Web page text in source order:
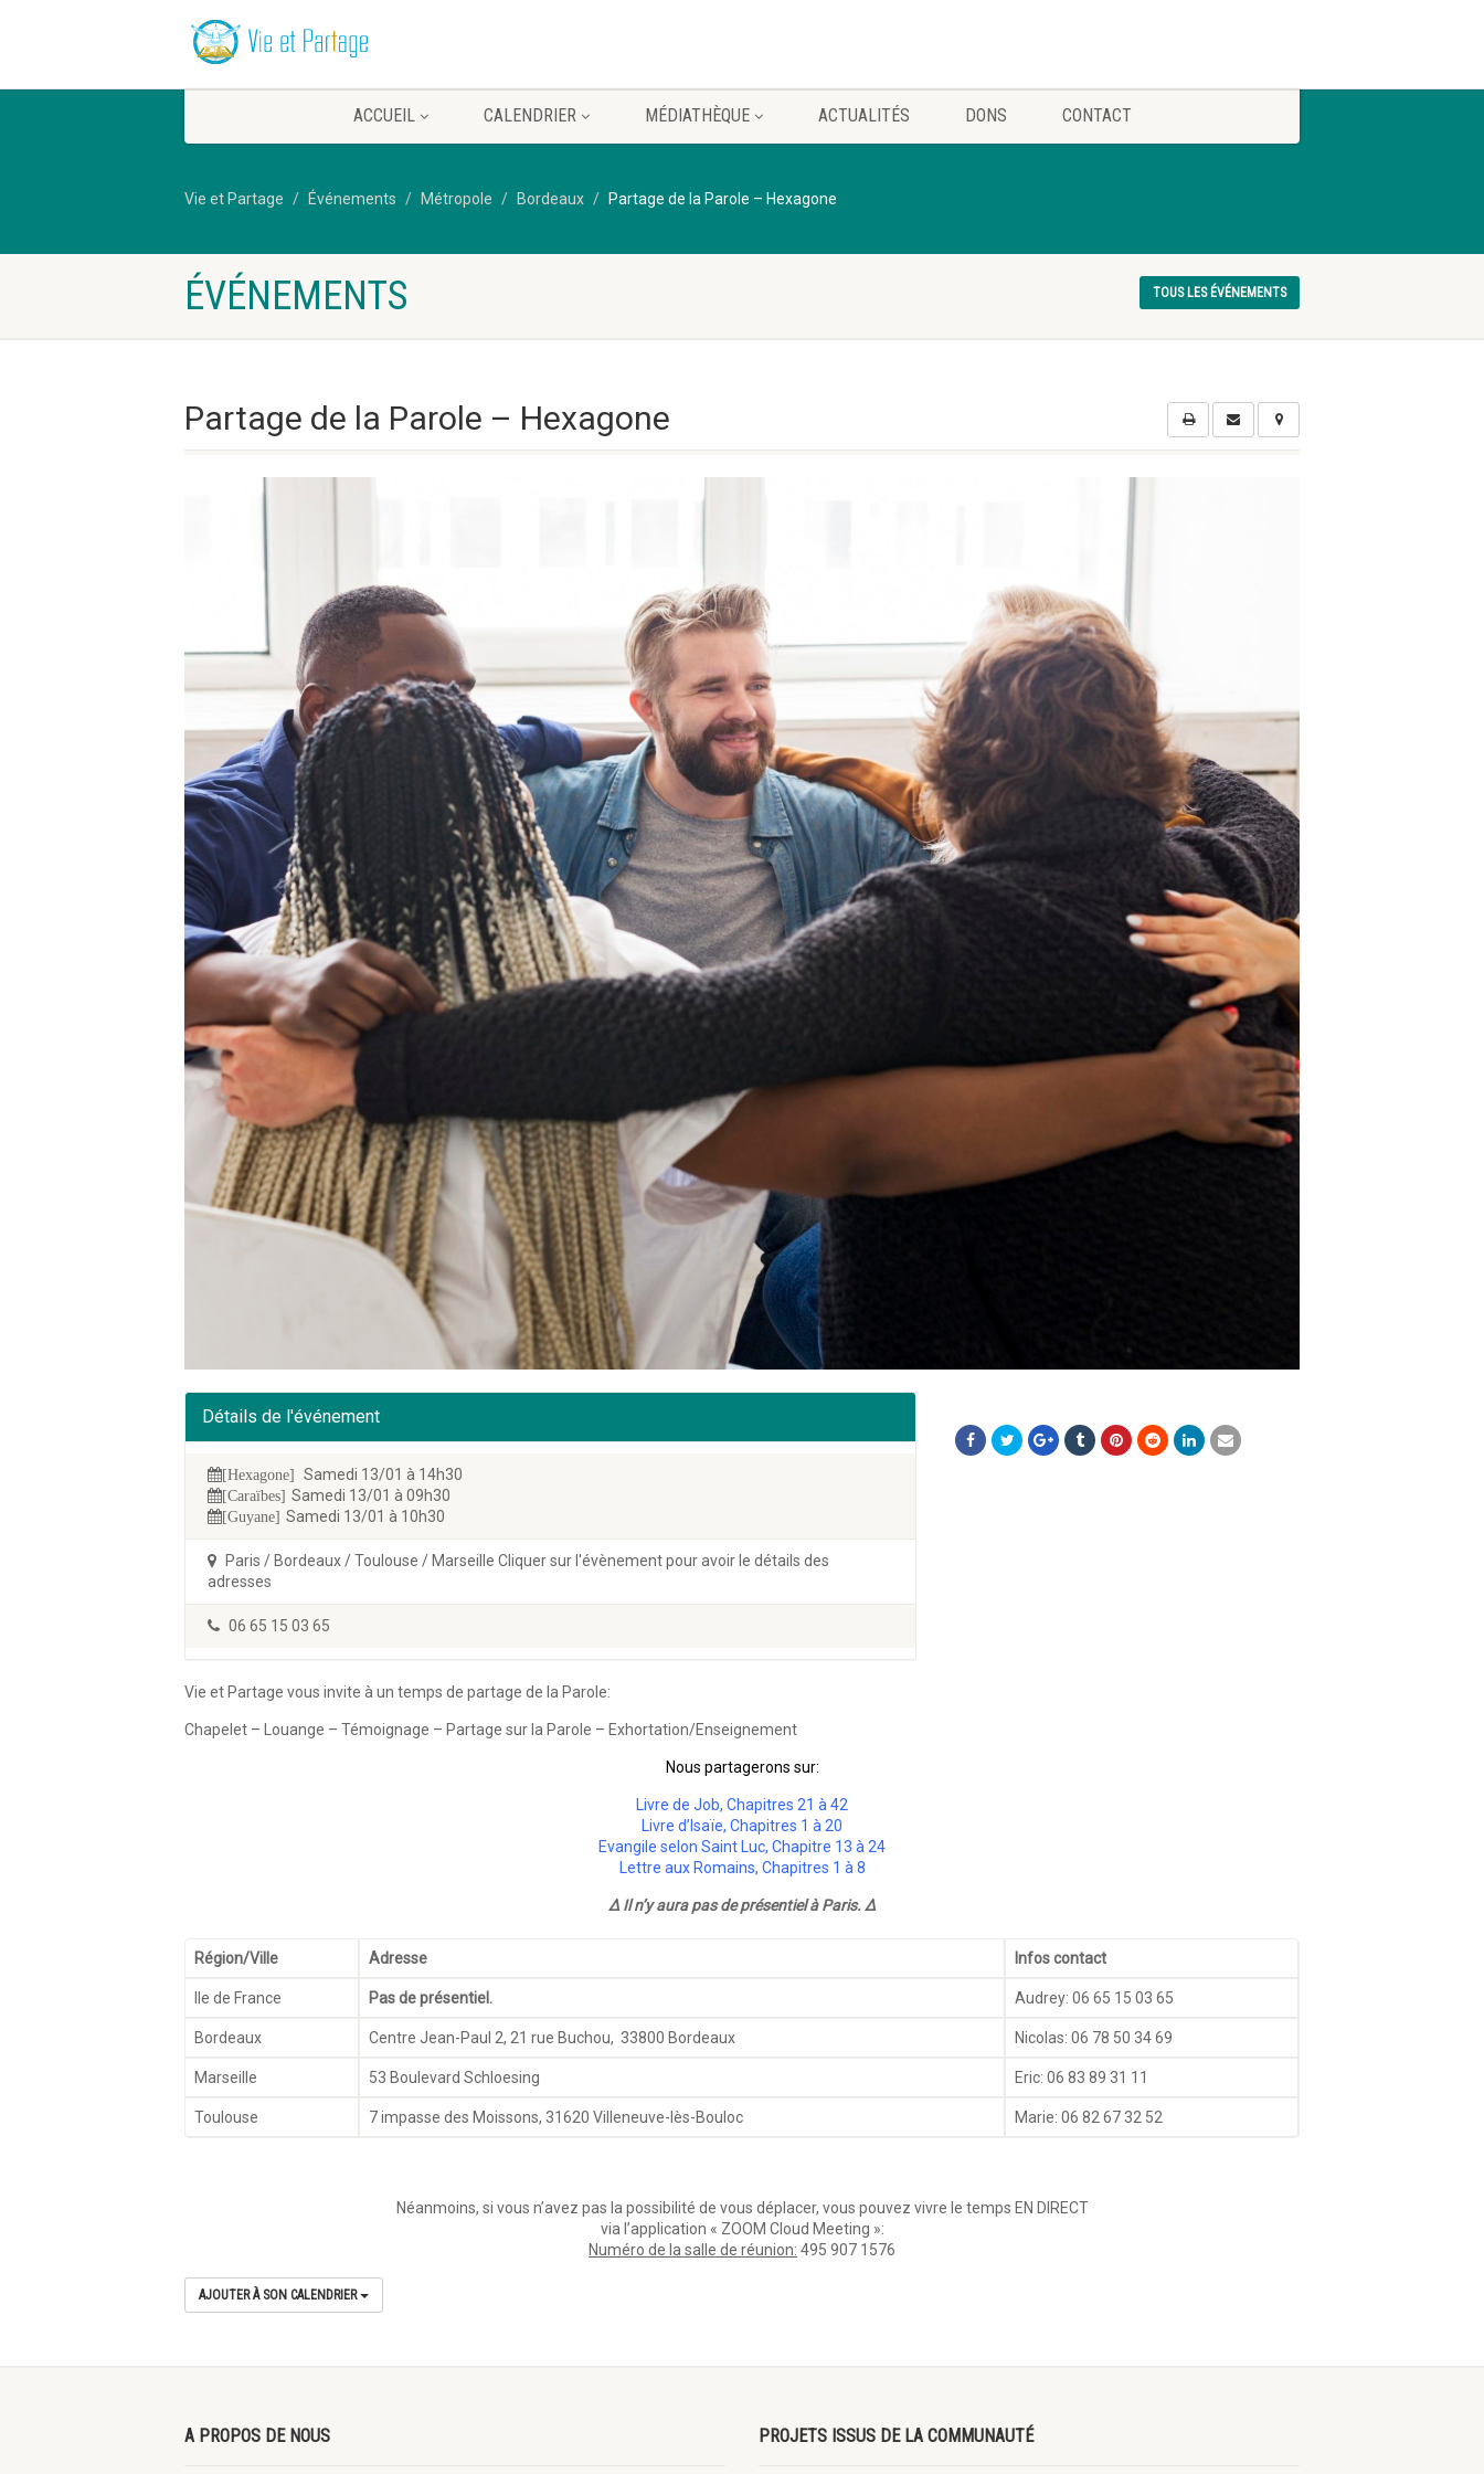
ACCUEIL CALENDRIER MÉDIATHÈQUE ACTUALITÉS DONS CONTACT
Vie et Partage Événements Métropole Bordeaux Partage de la Parole – Hexagone
ÉVÉNEMENTS TOUS LES ÉVÉNEMENTS
Partage de la Parole – Hexagone
Détails de l'événement
[Hexagone] Samedi 13/01 à 14h30
[Caraïbes] Samedi 13/01 à 09h30
[Guyane] Samedi 13/01 à 10h30
Paris / Bordeaux / Toulouse / Marseille Cliquer sur l'évènement pour avoir le détails des
adresses
06 65 15 03 65
Vie et Partage vous invite à un temps de partage de la Parole:
Chapelet – Louange – Témoignage – Partage sur la Parole – Exhortation/Enseignement
Nous partagerons sur:
Livre de Job, Chapitres 21 à 42
Livre d’Isaïe, Chapitres 1 à 20
Evangile selon Saint Luc, Chapitre 13 à 24
Lettre aux Romains, Chapitres 1 à 8
Δ Il n’y aura pas de présentiel à Paris. Δ
Région/Ville Adresse Infos contact
Ile de France Pas de présentiel. Audrey: 06 65 15 03 65
Bordeaux Centre Jean-Paul 2, 21 rue Buchou, 33800 Bordeaux Nicolas: 06 78 50 34 69
Marseille 53 Boulevard Schloesing Eric: 06 83 89 31 11
Toulouse 7 impasse des Moissons, 31620 Villeneuve-lès-Bouloc Marie: 06 82 67 32 52
Néanmoins, si vous n’avez pas la possibilité de vous déplacer, vous pouvez vivre le temps EN DIRECT
via l’application « ZOOM Cloud Meeting »:
Numéro de la salle de réunion: 495 907 1576
AJOUTER À SON CALENDRIER
A PROPOS DE NOUS PROJETS ISSUS DE LA COMMUNAUTÉ